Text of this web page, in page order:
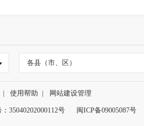
各县（市、区）
使用帮助 网站建设管理
35040202000112号 闽ICP备09005087号